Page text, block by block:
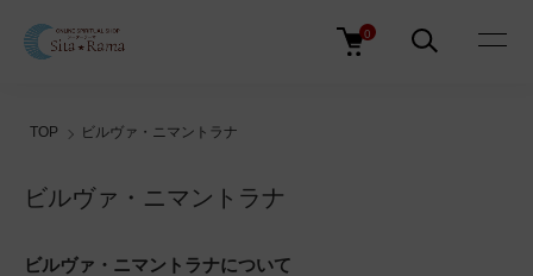
0
TOP ビルヴァ・ニマントラナ
ビルヴァ・ニマントラナ
ビルヴァ・ニマントラナについて